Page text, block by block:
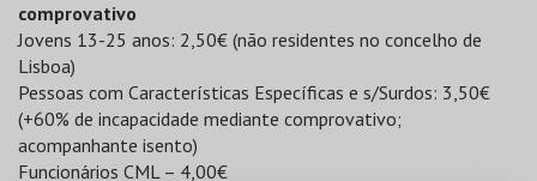
comprovativo
Jovens 13-25 anos: 2,50€ (não residentes no concelho de
Lisboa)
Pessoas com Características Específicas e s/Surdos: 3,50€
(+60% de incapacidade mediante comprovativo;
acompanhante isento)
Funcionários CML – 4,00€